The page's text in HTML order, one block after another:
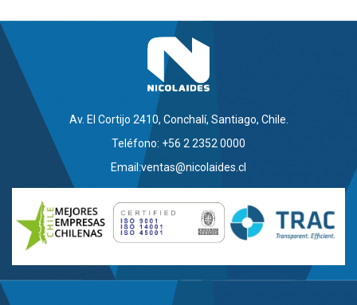
Av. El Cortijo 2410, Conchalí, Santiago, Chile.
Teléfono: +56 2 2352 0000
Email:ventas@nicolaides.cl